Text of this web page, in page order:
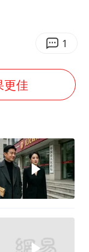
国足U17与阿森纳决赛取消 并列冠军
香港刷新1884年以来最高气温纪录
暑期研学游升温 在旅途中增长知识
成黑猫
平安喜乐
离队
1
更佳